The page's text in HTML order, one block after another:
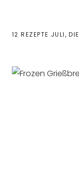
12 REZEPTE JULI,